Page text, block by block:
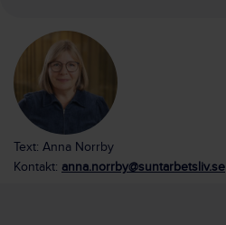
Text: Anna Norrby
Kontakt: anna.norrby@suntarbetsliv.se